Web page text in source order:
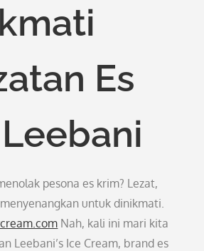
Es
pesona es krim? Lezat,
untuk dinikmati.
Nah, kali ini mari kita
Leebani’s Ice Cream, brand es